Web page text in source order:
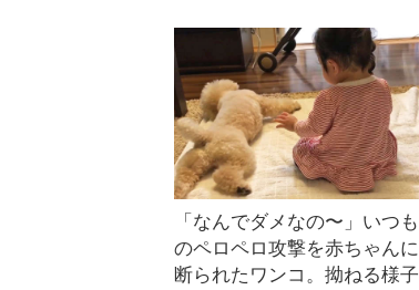
「なんでダメなの〜」いつも
のペロペロ攻撃を赤ちゃんに
断られたワンコ。拗ねる様子